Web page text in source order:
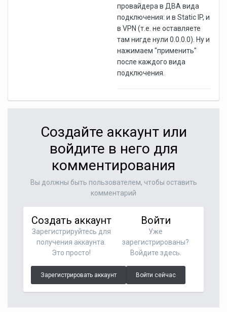
провайдера в ДВА вида
подключения: и в Static IP, и
в VPN (т.е. не оставляете
там нигде нули 0.0.0.0). Ну и
нажимаем "применить"
после каждого вида
подключения.
Создайте аккаунт или
войдите в него для
комментирования
Вы должны быть пользователем, чтобы оставить
комментарий
Создать аккаунт
Зарегистрируйтесь для
получения аккаунта.
Это просто!
Зарегистрировать аккаунт
Войти
Уже
зарегистрированы?
Войдите здесь.
Войти сейчас